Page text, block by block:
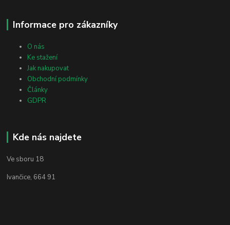
Informace pro zákazníky
O nás
Ke stažení
Jak nakupovat
Obchodní podmínky
Články
GDPR
Kde nás najdete
Ve sboru 18
Ivančice, 664 91